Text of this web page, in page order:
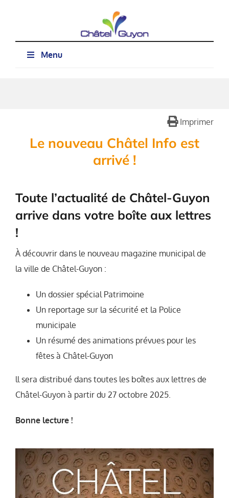
Menu
Imprimer
Le nouveau Châtel Info est
arrivé !
Toute l’actualité de Châtel-Guyon
arrive dans votre boîte aux lettres
!
À découvrir dans le nouveau magazine municipal de
la ville de Châtel-Guyon :
Un dossier spécial Patrimoine
Un reportage sur la sécurité et la Police
municipale
Un résumé des animations prévues pour les
fêtes à Châtel-Guyon
ll sera distribué dans toutes les boîtes aux lettres de
Châtel-Guyon à partir du 27 octobre 2025.
Bonne lecture !